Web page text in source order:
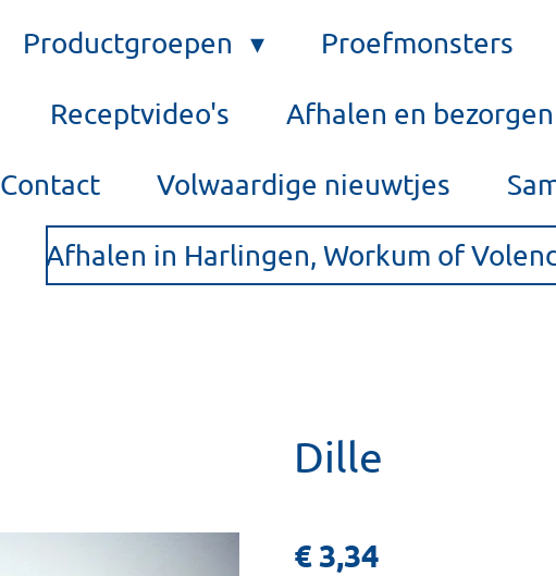
Productgroepen Proefmonsters
Receptvideo's Afhalen en bezorgen
Contact Volwaardige nieuwtjes
Afhalen in Harlingen, Workum of
Dille
€ 3,34